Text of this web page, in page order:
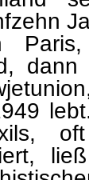
Paris,